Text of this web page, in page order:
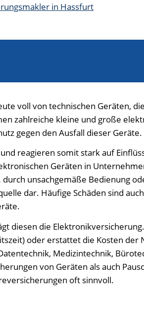
voll von technischen Geräten,
zahlreiche kleine und große
gegen den Ausfall dieser Geräte.
reagieren somit stark auf
Geräten in
unsachgemäße Bedienung
dar. Häufige Schäden sind
diesen die
oder erstattet die Kosten
Medizintechnik,
von Geräten als auch
oft sinnvoll.